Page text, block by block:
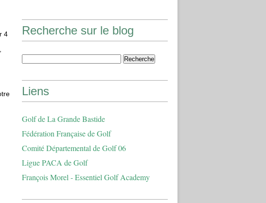
4
Recherche sur le blog
Liens
Golf de La Grande Bastide
Fédération Française de Golf
Comité Départemental de Golf 06
Ligue PACA de Golf
François Morel - Essentiel Golf Academy